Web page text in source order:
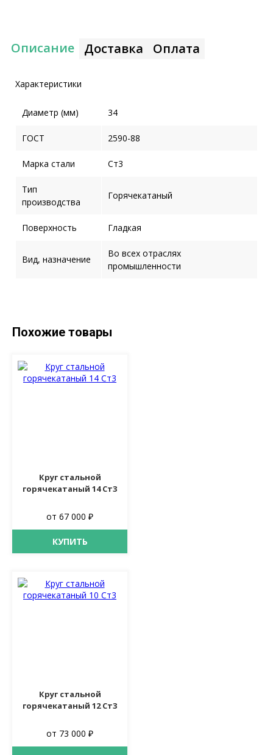
Описание Доставка Оплата
Характеристики
Диаметр (мм) 34
ГОСТ 2590-88
Марка стали Ст3
Тип
производства
Горячекатаный
Поверхность Гладкая
Вид, назначение
Во всех отраслях
промышленности
Похожие товары
Круг стальной
горячекатаный 14 Ст3
от 67 000 ₽
КУПИТЬ
Круг стальной
горячекатаный 12 Ст3
от 73 000 ₽